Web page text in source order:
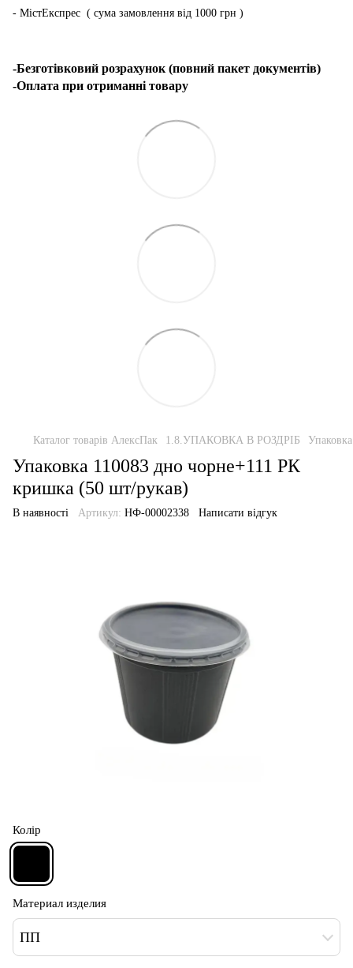
- МістЕкспрес ( сума замовлення від 1000 грн )
-Безготівковий розрахунок (повний пакет документів)
-Оплата при отриманні товару
Каталог товарів АлексПак 1.8.УПАКОВКА В РОЗДРІБ
Упаковка 110083 дно чорне+111 РК
кришка (50 шт/рукав)
В наявності Артикул: НФ-00002338 Написати відгук
Колір
Материал изделия
ПП